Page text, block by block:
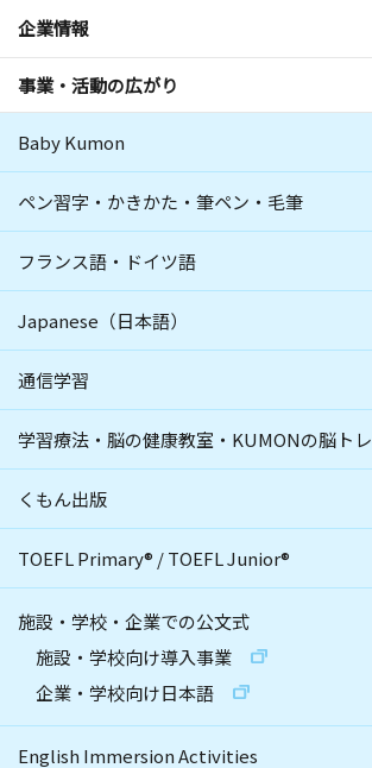
企業情報
事業・活動の広がり
Baby Kumon
ペン習字・かきかた・筆ペン・毛筆
フランス語・ドイツ語
Japanese（日本語）
通信学習
学習療法・脳の健康教室・KUMONの脳トレ
くもん出版
TOEFL Primary® /TOEFL Junior®
施設・学校・企業での公文式
施設・学校向け導入事業
企業・学校向け日本語
English Immersion Activities